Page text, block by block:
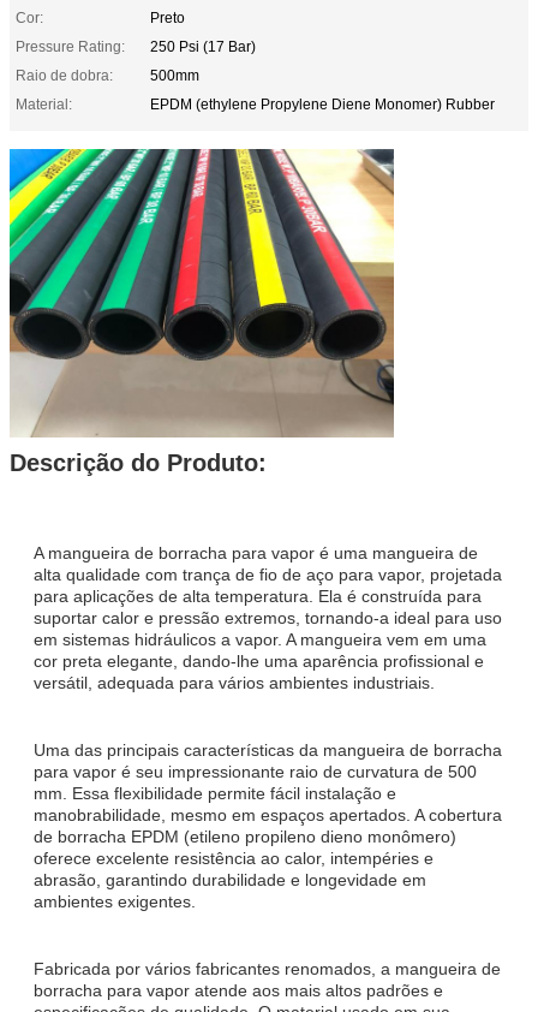
Cor:
Preto
Pressure Rating:
250 Psi (17 Bar)
Raio de dobra:
500mm
Material:
EPDM (ethylene Propylene Diene Monomer) Rubber
Descrição do Produto:
A mangueira de borracha para vapor é uma mangueira de
alta qualidade com trança de fio de aço para vapor, projetada
para aplicações de alta temperatura. Ela é construída para
suportar calor e pressão extremos, tornando-a ideal para uso
em sistemas hidráulicos a vapor. A mangueira vem em uma
cor preta elegante, dando-lhe uma aparência profissional e
versátil, adequada para vários ambientes industriais.
Uma das principais características da mangueira de borracha
para vapor é seu impressionante raio de curvatura de 500
mm. Essa flexibilidade permite fácil instalação e
manobrabilidade, mesmo em espaços apertados. A cobertura
de borracha EPDM (etileno propileno dieno monômero)
oferece excelente resistência ao calor, intempéries e
abrasão, garantindo durabilidade e longevidade em
ambientes exigentes.
Fabricada por vários fabricantes renomados, a mangueira de
borracha para vapor atende aos mais altos padrões e